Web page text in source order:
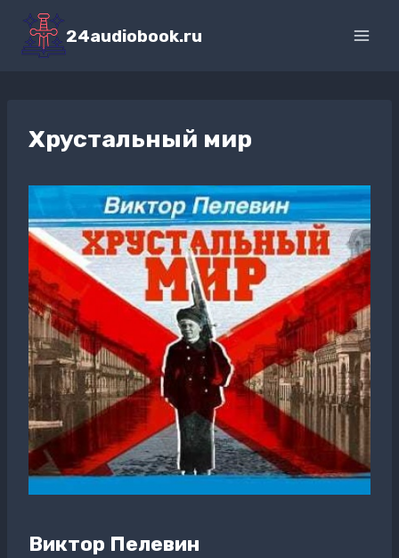
Перейти
содержимому
24audiobook.ru
Хрустальный мир
Виктор Пелевин